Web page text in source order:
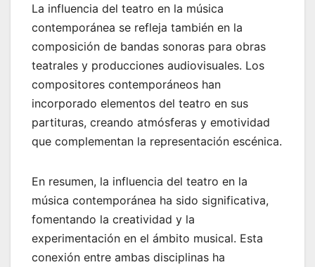
La influencia del teatro en la música
contemporánea se refleja también en la
composición de bandas sonoras para obras
teatrales y producciones audiovisuales. Los
compositores contemporáneos han
incorporado elementos del teatro en sus
partituras, creando atmósferas y emotividad
que complementan la representación escénica.
En resumen, la influencia del teatro en la
música contemporánea ha sido significativa,
fomentando la creatividad y la
experimentación en el ámbito musical. Esta
conexión entre ambas disciplinas ha